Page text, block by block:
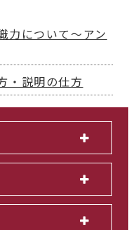
力について～アン
・説明の仕方